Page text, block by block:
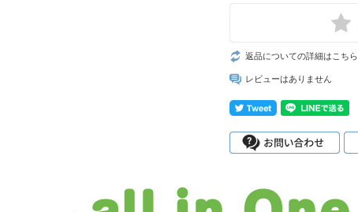
返品についての詳細はこちら
レビューはありません